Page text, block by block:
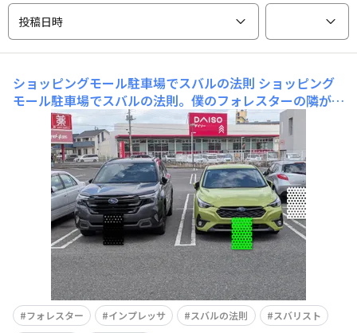
投稿日時
ショッピングモール駐車場でスバルの法則 ショッピング
モール駐車場でスバルの法則。僕のフォレスターの隣がイ
ンプレッサ。
フォレスター インプレッサ スバルの法則
スバリスト